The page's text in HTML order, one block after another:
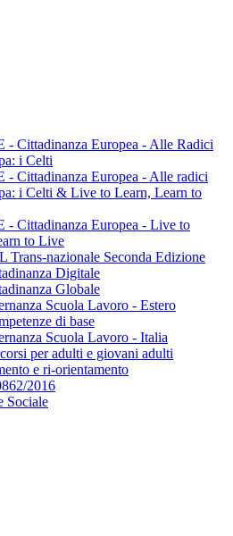
- Cittadinanza Europea - Alle Radici
i Celti
- Cittadinanza Europea - Alle radici
i Celti & Live to Learn, Learn to
- Cittadinanza Europea - Live to
to Live
Trans-nazionale Seconda Edizione
Digitale
Globale
Scuola Lavoro - Estero
di base
Scuola Lavoro - Italia
per adulti e giovani adulti
e ri-orientamento
2016
Sociale